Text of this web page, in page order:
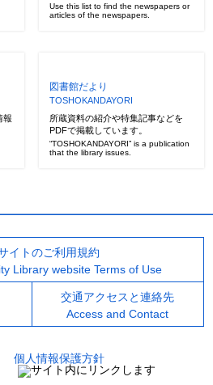
Use this list to find the newspapers or
articles of the newspapers.
報
図書館だより
TOSHOKANDAYORI
所蔵資料の紹介や特集記事などを
PDFで掲載しています。
“TOSHOKANDAYORI” is a publication
that the library issues.
イトのご利用規約
Library website Terms of Use
交通アクセスと連絡先
Access and Contact
個人情報保護方針